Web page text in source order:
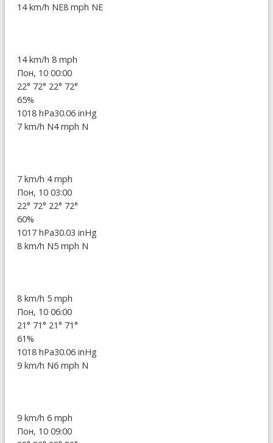
14 km/h NE8 mph NE
14 km/h 8 mph
Пон, 10 00:00
22° 72° 22° 72°
65%
1018 hPa30.06 inHg
7 km/h N4 mph N
7 km/h 4 mph
Пон, 10 03:00
22° 72° 22° 72°
60%
1017 hPa30.03 inHg
8 km/h N5 mph N
8 km/h 5 mph
Пон, 10 06:00
21° 71° 21° 71°
61%
1018 hPa30.06 inHg
9 km/h N6 mph N
9 km/h 6 mph
Пон, 10 09:00